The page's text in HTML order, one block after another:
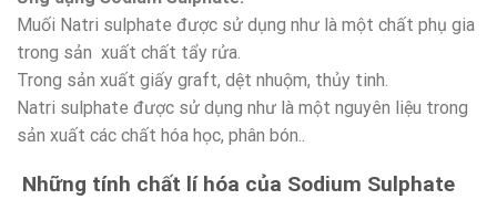
Muối Natri sulphate được sử dụng như là một chất phụ gia
trong sản xuất chất tẩy rửa.
Trong sản xuất giấy graft, dệt nhuộm, thủy tinh.
Natri sulphate được sử dụng như là một nguyên liệu trong
sản xuất các chất hóa học, phân bón..
Những tính chất lí hóa của Sodium Sulphate